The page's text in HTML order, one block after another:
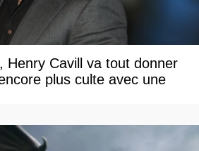
Henry Cavill va tout donner
plus culte avec une